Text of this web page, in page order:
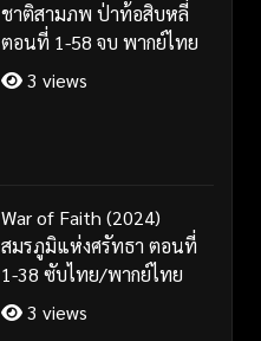
ชาติสามภพ ป่าท้อสิบหลี่
ตอนที่ 1-58 จบ พากย์ไทย
3 views
War of Faith (2024)
สมรภูมิแห่งศรัทธา ตอนที่
1-38 ซับไทย/พากย์ไทย
3 views